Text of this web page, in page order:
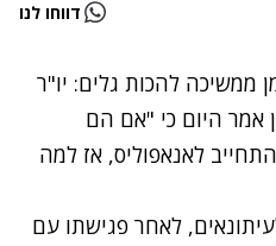
דווחו לנו
ממשיכה להכות גלים: יו"ר
אמר היום כי "אם הם
לאנאפוליס, אז למה
לאחר פגישתו עם